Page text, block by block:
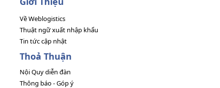
Về Weblogistics
Thuật ngữ xuất nhập khẩu
Tin tức cập nhật
Thoả Thuận
Nội Quy diễn đàn
Thông báo - Góp ý